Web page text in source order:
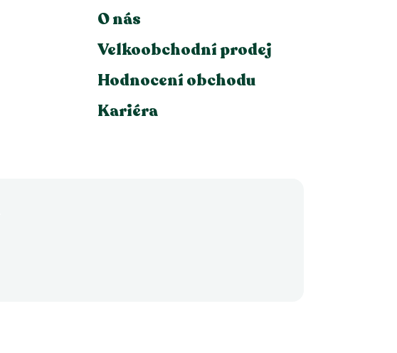
O nás
Velkoobchodní prodej
Hodnocení obchodu
Kariéra